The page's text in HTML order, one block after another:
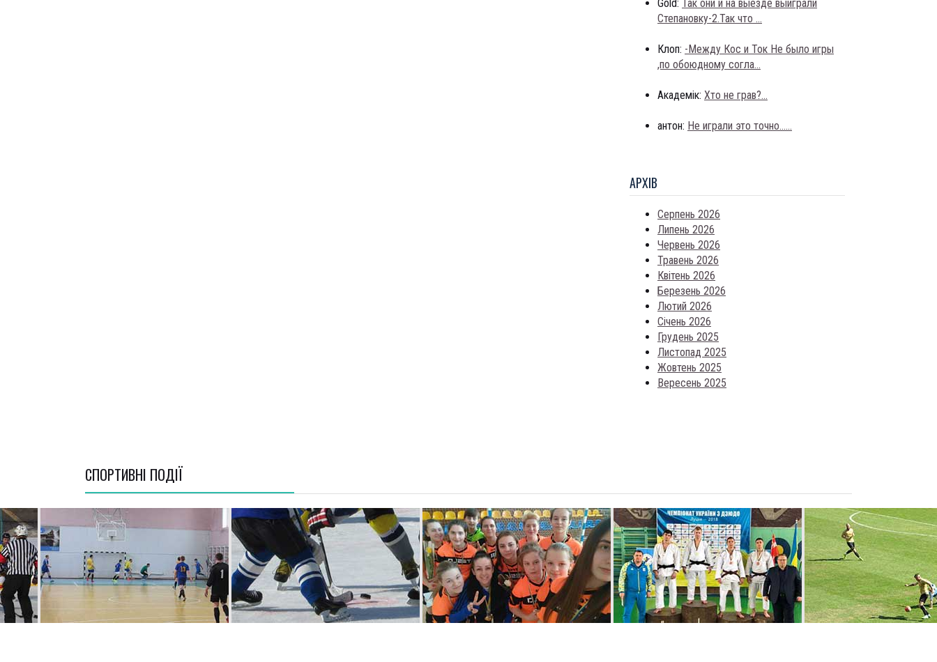
Gold: Так они и на выезде выиграли
Степановку-2.Так что ...
Клоп: -Между Кос и Ток Не было игры
,по обоюдному согла...
Академік: Хто не грав?...
антон: Не играли это точно......
АРХIВ
Серпень 2026
Липень 2026
Червень 2026
Травень 2026
Квітень 2026
Березень 2026
Лютий 2026
Січень 2026
Грудень 2025
Листопад 2025
Жовтень 2025
Вересень 2025
СПОРТИВНI ПОДІЇ